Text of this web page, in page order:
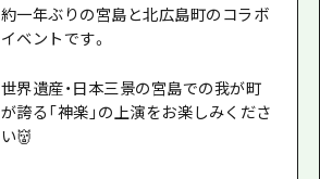
約一年ぶりの宮島と北広島町のコラボ
イベントです。
世界遺産・日本三景の宮島での我が町
が誇る「神楽」の上演をお楽しみくださ
い👹